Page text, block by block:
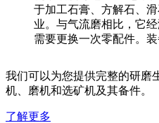
于加工石膏、方解石、
业。与气流磨相比，它
需要更换一次零配件。
我们可以为您提供完整的研磨
机、磨机和选矿机及其备件。
了解更多